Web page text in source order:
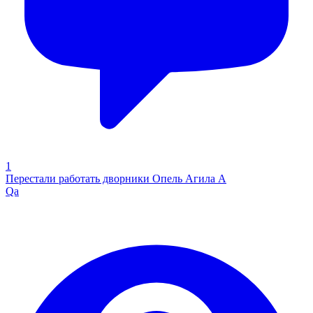
1
Перестали работать дворники Опель Агила А
Qa